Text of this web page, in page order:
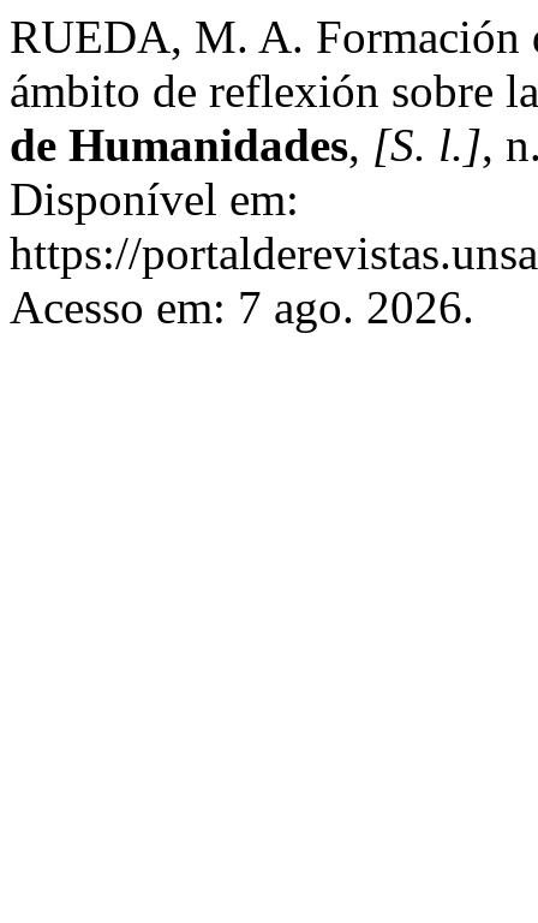
RUEDA, M. A. Formación
ámbito de reflexión sobre
de Humanidades, [S. l.],
Disponível em:
https://
Acesso em: 7 ago. 2026.